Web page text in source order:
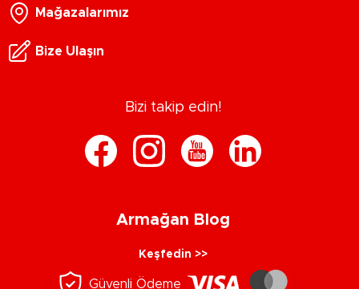
Mağazalarımız
Bize Ulaşın
Bizi takip edin!
Armağan Blog
Keşfedin >>
Güvenli Ödeme